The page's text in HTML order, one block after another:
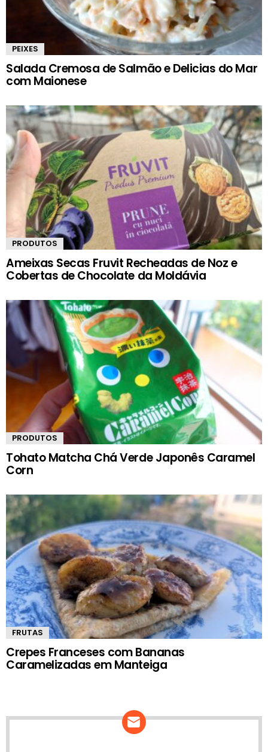
PEIXES
Salada Cremosa de Salmão e Delicias do Mar
com Maionese
PRODUTOS
Ameixas Secas Fruvit Recheadas de Noz e
Cobertas de Chocolate da Moldávia
PRODUTOS
Tohato Matcha Chá Verde Japonês Caramel
Corn
FRUTAS
Crepes Franceses com Bananas
Caramelizadas em Manteiga